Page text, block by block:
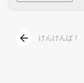
arrow_back けんけんぱ！